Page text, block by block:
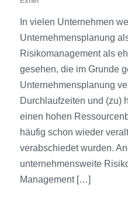
In vielen Unternehmen
Unternehmensplanung
Risikomanagement als
gesehen, die im Grunde
Unternehmensplanung
Durchlaufzeiten und (zu)
einen hohen
häufig schon wieder
verabschiedet wurden.
unternehmensweite
Management […]